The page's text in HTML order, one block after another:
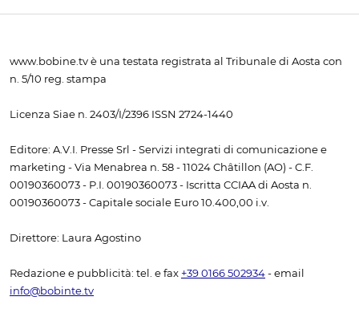
www.bobine.tv è una testata registrata al Tribunale di Aosta con
n. 5/10 reg. stampa
Licenza Siae n. 2403/I/2396 ISSN 2724-1440
Editore: A.V.I. Presse Srl - Servizi integrati di comunicazione e
marketing - Via Menabrea n. 58 - 11024 Châtillon (AO) - C.F.
00190360073 - P.I. 00190360073 - Iscritta CCIAA di Aosta n.
00190360073 - Capitale sociale Euro 10.400,00 i.v.
Direttore: Laura Agostino
Redazione e pubblicità: tel. e fax +39 0166 502934 - email
info@bobinte.tv